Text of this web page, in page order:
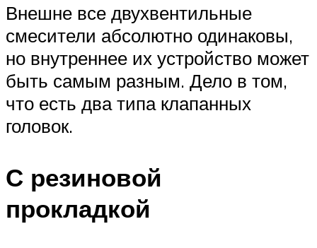
Внешне все двухвентильные
смесители абсолютно одинаковы,
но внутреннее их устройство может
быть самым разным. Дело в том,
что есть два типа клапанных
головок.
С резиновой
прокладкой